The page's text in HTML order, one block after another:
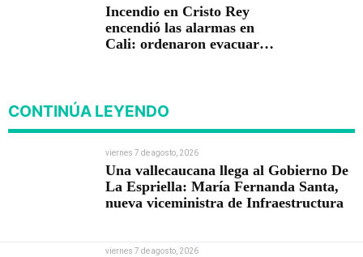
Incendio en Cristo Rey
encendió las alarmas en
Cali: ordenaron evacuar
CONTINÚA LEYENDO
viernes 7 de agosto, 2026
Una vallecaucana llega al Gobierno De
La Espriella: María Fernanda Santa,
nueva viceministra de Infraestructura
viernes 7 de agosto, 2026